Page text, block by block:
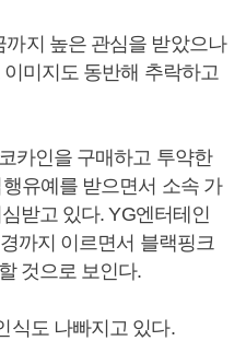
지 높은 관심을 받았으나
이미지도 동반해 추락하고
카인을 구매하고 투약한
유예를 받으면서 소속 가
받고 있다. YG엔터테인
까지 이르면서 블랙핑크
것으로 보인다.
식도 나빠지고 있다.